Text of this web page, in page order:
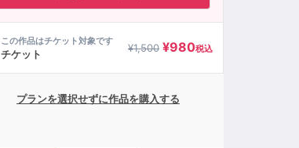
この作品はチケット対象です
チケット ¥1,500 ¥980税込
プランを選択せずに作品を購入する